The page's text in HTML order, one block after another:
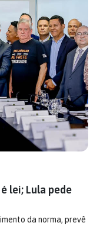
lei; Lula pede
da norma, prevê